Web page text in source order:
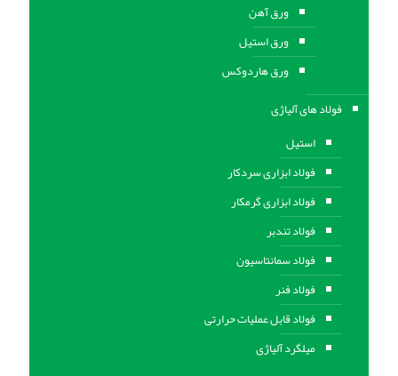
ورق آهن
ورق استيل
ورق هاردوکس
فولاد های آلیاژی
استیل
فولاد ابزاری سردکار
فولاد ابزاری گرمکار
فولاد تندبر
فولاد سمانتاسیون
فولاد فنر
فولاد قابل عملیات حرارتی
ميلگرد آلیاژی